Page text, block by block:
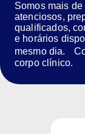
Somos mais
atenciosos,
qualificados,
e horários
mesmo dia.
corpo clínico.